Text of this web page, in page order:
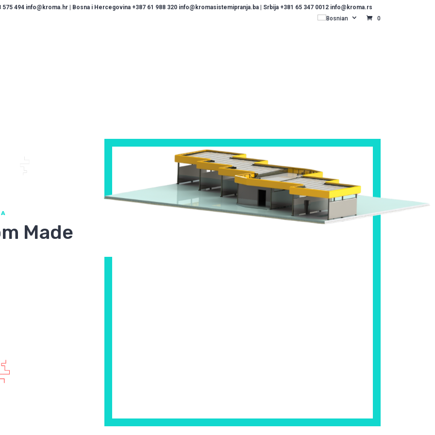
575 494 info@kroma.hr | Bosna i Hercegovina +387 61 988 320 info@kromasistemipranja.ba | Srbija +381 65 347 0012 info@kroma.rs
Bosnian
0
Made